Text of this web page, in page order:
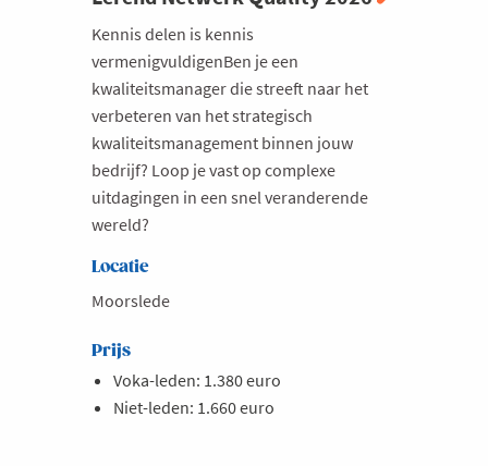
Kennis delen is kennis
vermenigvuldigenBen je een
kwaliteitsmanager die streeft naar het
verbeteren van het strategisch
kwaliteitsmanagement binnen jouw
bedrijf? Loop je vast op complexe
uitdagingen in een snel veranderende
wereld?
Locatie
Moorslede
Prijs
Voka-leden: 1.380 euro
Niet-leden: 1.660 euro
Milieu
Mobiliteit
Netwerking
Onderwijs
Opvolging en Overname
Persoonlijke vaardigheden
Regeringsvorming
Retail
Starten